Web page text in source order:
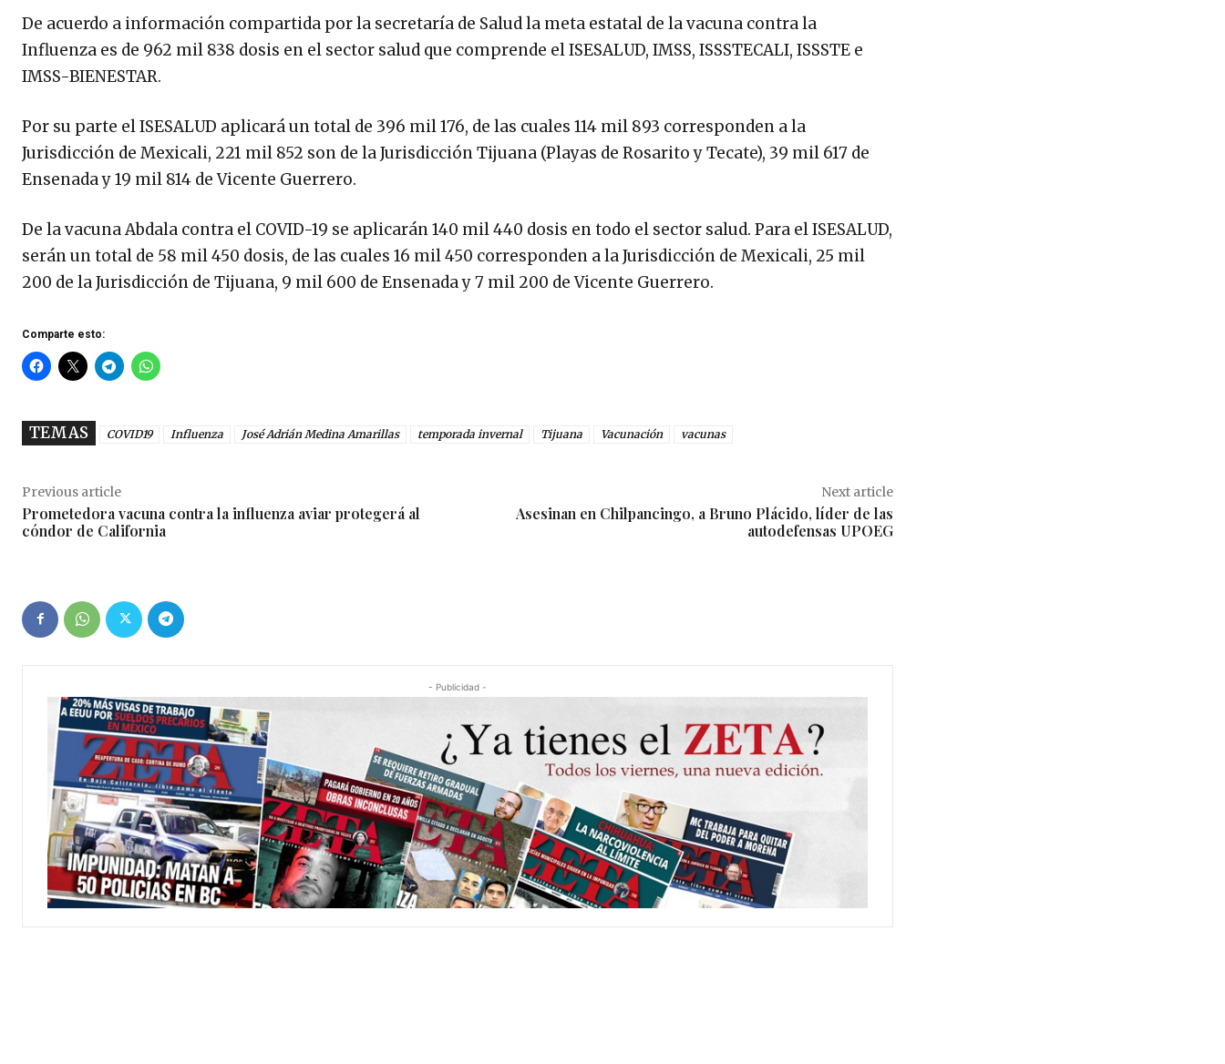
De acuerdo a información compartida por la secretaría de Salud la meta estatal de la vacuna contra la
Influenza es de 962 mil 838 dosis en el sector salud que comprende el ISESALUD, IMSS, ISSSTECALI, ISSSTE e
IMSS-BIENESTAR.
Por su parte el ISESALUD aplicará un total de 396 mil 176, de las cuales 114 mil 893 corresponden a la
Jurisdicción de Mexicali, 221 mil 852 son de la Jurisdicción Tijuana (Playas de Rosarito y Tecate), 39 mil 617 de
Ensenada y 19 mil 814 de Vicente Guerrero.
De la vacuna Abdala contra el COVID-19 se aplicarán 140 mil 440 dosis en todo el sector salud. Para el ISESALUD,
serán un total de 58 mil 450 dosis, de las cuales 16 mil 450 corresponden a la Jurisdicción de Mexicali, 25 mil
200 de la Jurisdicción de Tijuana, 9 mil 600 de Ensenada y 7 mil 200 de Vicente Guerrero.
Comparte esto:
TEMAS COVID19 Influenza José Adrián Medina Amarillas temporada invernal Tijuana Vacunación vacunas
Previous article
Prometedora vacuna contra la influenza aviar protegerá al
cóndor de California
Next article
Asesinan en Chilpancingo, a Bruno Plácido, líder de las
autodefensas UPOEG
- Publicidad -